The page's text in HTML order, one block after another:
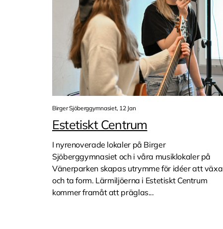
Birger Sjöberggymnasiet, 12 Jan
Estetiskt Centrum
I nyrenoverade lokaler på Birger
Sjöberggymnasiet och i våra musiklokaler på
Vänerparken skapas utrymme för idéer att växa
och ta form. Lärmiljöerna i Estetiskt Centrum
kommer framåt att präglas...